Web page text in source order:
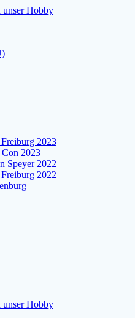
2023
2023
Speyer 2022
2022